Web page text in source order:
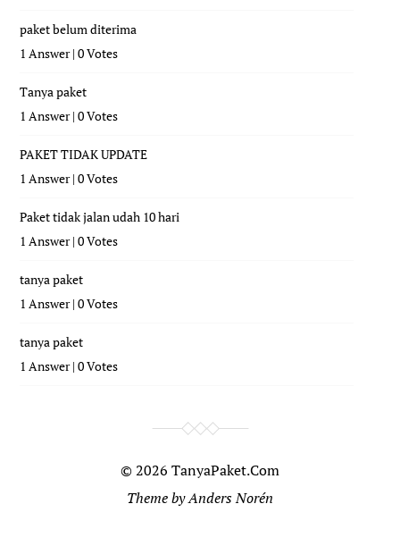
paket belum diterima
1 Answer|0 Votes
Tanya paket
1 Answer|0 Votes
PAKET TIDAK UPDATE
1 Answer|0 Votes
Paket tidak jalan udah 10 hari
1 Answer|0 Votes
tanya paket
1 Answer|0 Votes
tanya paket
1 Answer|0 Votes
© 2026 TanyaPaket.Com
Theme byAnders Norén